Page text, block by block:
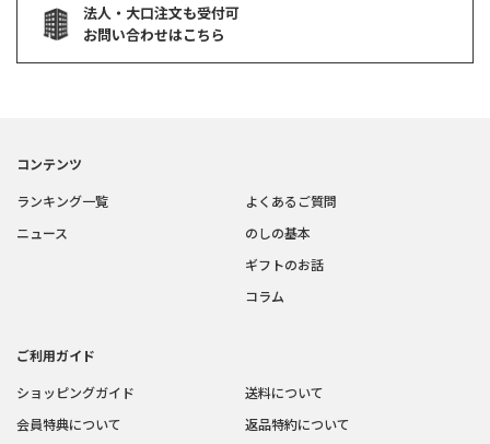
法人・大口注文も受付可
お問い合わせはこちら
コンテンツ
ランキング一覧
ニュース
よくあるご質問
のしの基本
ギフトのお話
コラム
ご利用ガイド
ショッピングガイド
会員特典について
送料について
返品特約について